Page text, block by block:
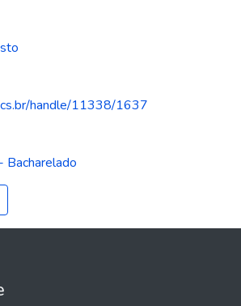
handle/11338/1637
Bacharelado